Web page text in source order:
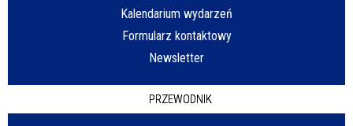
Kalendarium wydarzeń
Formularz kontaktowy
Newsletter
PRZEWODNIK